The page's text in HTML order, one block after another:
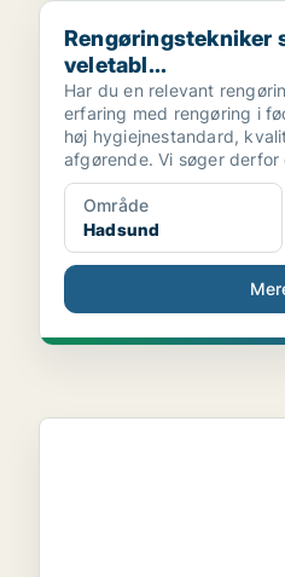
Rengøringstekniker
Rengøringstekniker
veletabl...
Har du en relevant
erfaring med rengøring i
høj hygiejnestandard,
afgørende. Vi søger derfor
Område
Hadsund